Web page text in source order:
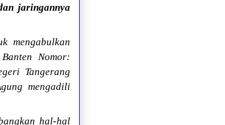
jaringannya
mengabulkan
Nomor:
Tangerang
mengadili
hal-hal